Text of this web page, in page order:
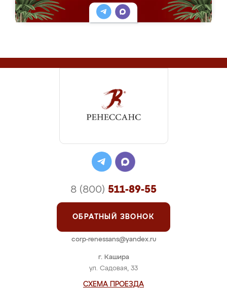
г. Кашира
ул. Садовая, 33
СХЕМА ПРОЕЗДА
8 (800) 511-89-55
ОБРАТНЫЙ ЗВОНОК
corp-renessans@yandex.ru